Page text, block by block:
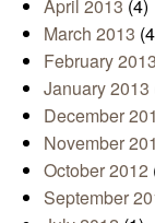
April 2013 (4)
March 2013
February 2013
January 2013
December
November
October 2012
September